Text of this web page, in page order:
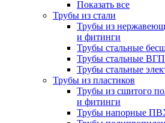
Показать все
Трубы из стали
Трубы из
и фитинги
Трубы стальные
Трубы стальные ВГП
Трубы стальные
Трубы из пластиков
Трубы из сшитого
и фитинги
Трубы напорные